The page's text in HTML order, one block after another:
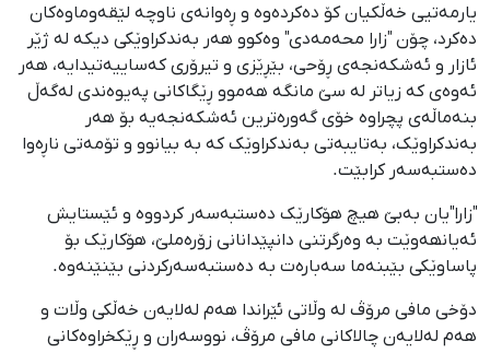
یارمەتیی خەڵکیان کۆ دەکردەوە و ڕەوانەی ناوچە لێقەوماوەکان
دەکرد، چۆن "زارا محەمەدی" وەکوو ھەر بەندکراوێکی دیکە لە ژێر
ئازار و ئەشکەنجەی ڕۆحی، بێڕێزی و تیرۆری کەساییەتیدایە، ھەر
ئەوەی کە زیاتر لە سێ مانگە ھەموو ڕێگاکانی پەیوەندی لەگەڵ
بنەماڵەی پچراوە خۆی گەورەترین ئەشکەنجەیە بۆ ھەر
بەندکراوێک، بەتایبەتی بەندکراوێک کە بە بیانوو و تۆمەتی ناڕەوا
دەستبەسەر کرابێت.
"زارا"یان بەبێ ھیچ ھۆکارێک دەستبەسەر کردووە و ئێستایش
ئەیانھەوێت بە وەرگرتنی دانپێدانانی زۆرەملێ، ھۆکارێک بۆ
پاساوێکی بێبنەما سەبارەت بە دەستبەسەرکردنی بێنێنەوە.
دۆخی مافی مرۆڤ لە وڵاتی ئێراندا ھەم لەلایەن خەڵکی وڵات و
ھەم لەلایەن چالاکانی مافی مرۆڤ، نووسەران و ڕێکخراوەکانی